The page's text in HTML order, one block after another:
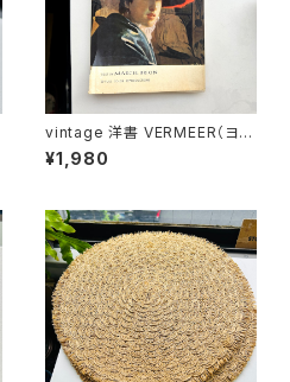
vintage 洋書 VERMEER（ヨハ
ネス・フェルメール）
¥1,980